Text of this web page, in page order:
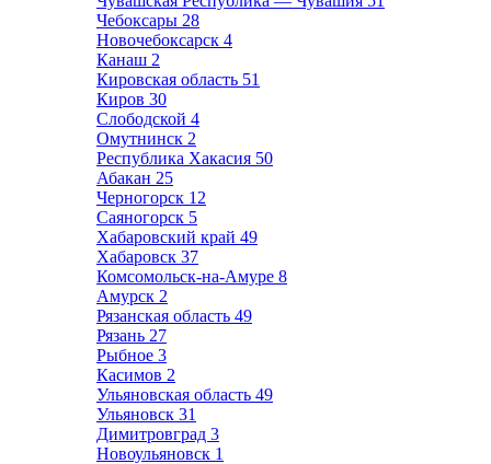
Чебоксары 28
Новочебоксарск 4
Канаш 2
Кировская область 51
Киров 30
Слободской 4
Омутнинск 2
Республика Хакасия 50
Абакан 25
Черногорск 12
Саяногорск 5
Хабаровский край 49
Хабаровск 37
Комсомольск-на-Амуре 8
Амурск 2
Рязанская область 49
Рязань 27
Рыбное 3
Касимов 2
Ульяновская область 49
Ульяновск 31
Димитровград 3
Новоульяновск 1